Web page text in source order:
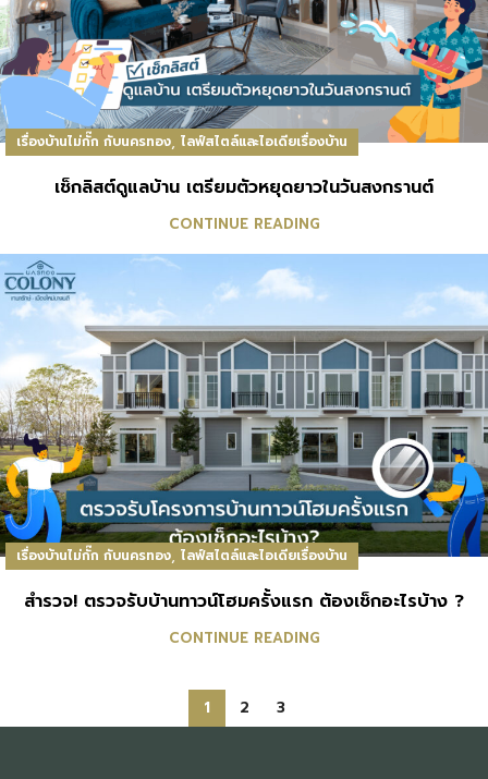
เรื่องบ้านไม่กั๊ก กับนครทอง, ไลฟ์สไตล์และไอเดียเรื่องบ้าน
เช็กลิสต์ดูแลบ้าน เตรียมตัวหยุดยาวในวันสงกรานต์
CONTINUE READING
เรื่องบ้านไม่กั๊ก กับนครทอง, ไลฟ์สไตล์และไอเดียเรื่องบ้าน
สำรวจ! ตรวจรับบ้านทาวน์โฮมครั้งแรก ต้องเช็กอะไรบ้าง ?
CONTINUE READING
1 2 3